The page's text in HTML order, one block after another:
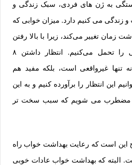
به ژن‌ های فردی، سبک زندگی و
زندگی می کنیم دارد. میزان خوابی که
زمان تغییر می‌کند، زیرا با بالا رفتن
سن چالش‌های متفاوتی را تحمل می‌کنیم. انتظار داشتن ۸
غیرواقعی است، بلکه مفید هم
این انتظار را برآورده کنیم و به این
یا مضطرب می شویم که سبب سخت تر
این است که رعایت بهداشت خواب راه
البته که بهداشت خواب عادات خوبی